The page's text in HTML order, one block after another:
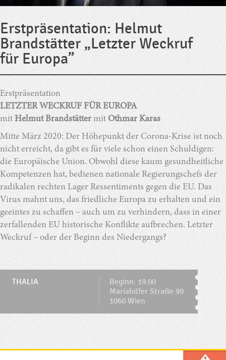
Erstpräsentation: Helmut
Brandstätter „Letzter Weckruf
für Europa”
Erstpräsentation
LETZTER WECKRUF FÜR EUROPA
mitHelmut BrandstättermitOthmar Karas
Mitte März 2020: Der Höhepunkt der Corona-Krise ist noch
nicht erreicht, da gibt es für viele schon einen Schuldigen:
die Europäische Union. Obwohl diese kaum gesundheitliche
Kompetenzen hat, bedienen nationale Regierungschefs der
radikalen rechten Lager Ressentiments gegen die EU. Das
Virus mahnt uns, das friedliche Europa zu erhalten und ein
geeintes zu schaffen – auch um zu verhindern, dass in einer
zerfallenden EU historische Konflikte aufbrechen. Letzter
Weckruf – oder der Beginn des Niedergangs?
THALIA
Beginn: 19:00
Mariahilfer Straße 99
1060 Wien